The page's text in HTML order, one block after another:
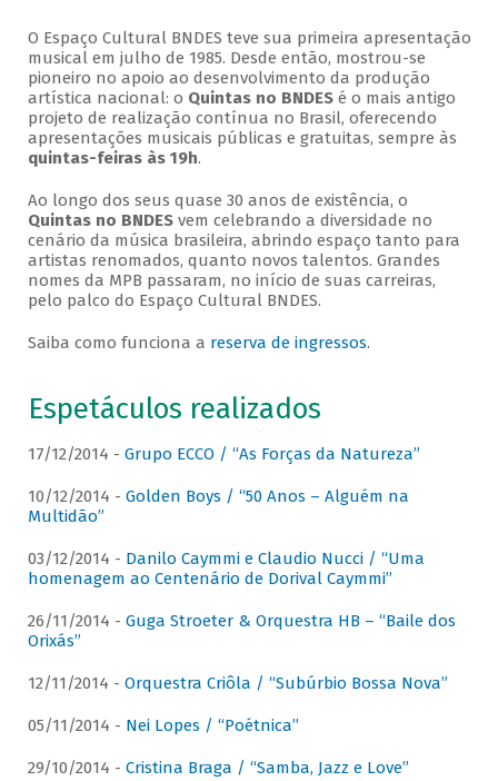
O Espaço Cultural BNDES teve sua primeira apresentação
musical em julho de 1985. Desde então, mostrou-se
pioneiro no apoio ao desenvolvimento da produção
artística nacional: o Quintas no BNDESé o mais antigo
projeto de realização contínua no Brasil, oferecendo
apresentações musicais públicas e gratuitas, sempre às
quintas-feiras às 19h.
Ao longo dos seus quase 30 anos de existência, o
Quintas no BNDESvem celebrando a diversidade no
cenário da música brasileira, abrindo espaço tanto para
artistas renomados, quanto novos talentos. Grandes
nomes da MPB passaram, no início de suas carreiras,
pelo palco do Espaço Cultural BNDES.
Saiba como funciona a reserva de ingressos.
Espetáculos realizados
17/12/2014 - Grupo ECCO / “As Forças da Natureza”
10/12/2014 - Golden Boys / “50 Anos – Alguém na
Multidão”
03/12/2014 - Danilo Caymmi e Claudio Nucci / “Uma
homenagem ao Centenário de Dorival Caymmi”
26/11/2014 - Guga Stroeter & Orquestra HB – “Baile dos
Orixás”
12/11/2014 - Orquestra Criôla / “Subúrbio Bossa Nova”
05/11/2014 - Nei Lopes / “Poétnica”
29/10/2014 - Cristina Braga / “Samba, Jazz e Love”